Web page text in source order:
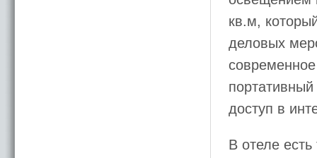
кв.м,
деловых
доступ в
В отеле